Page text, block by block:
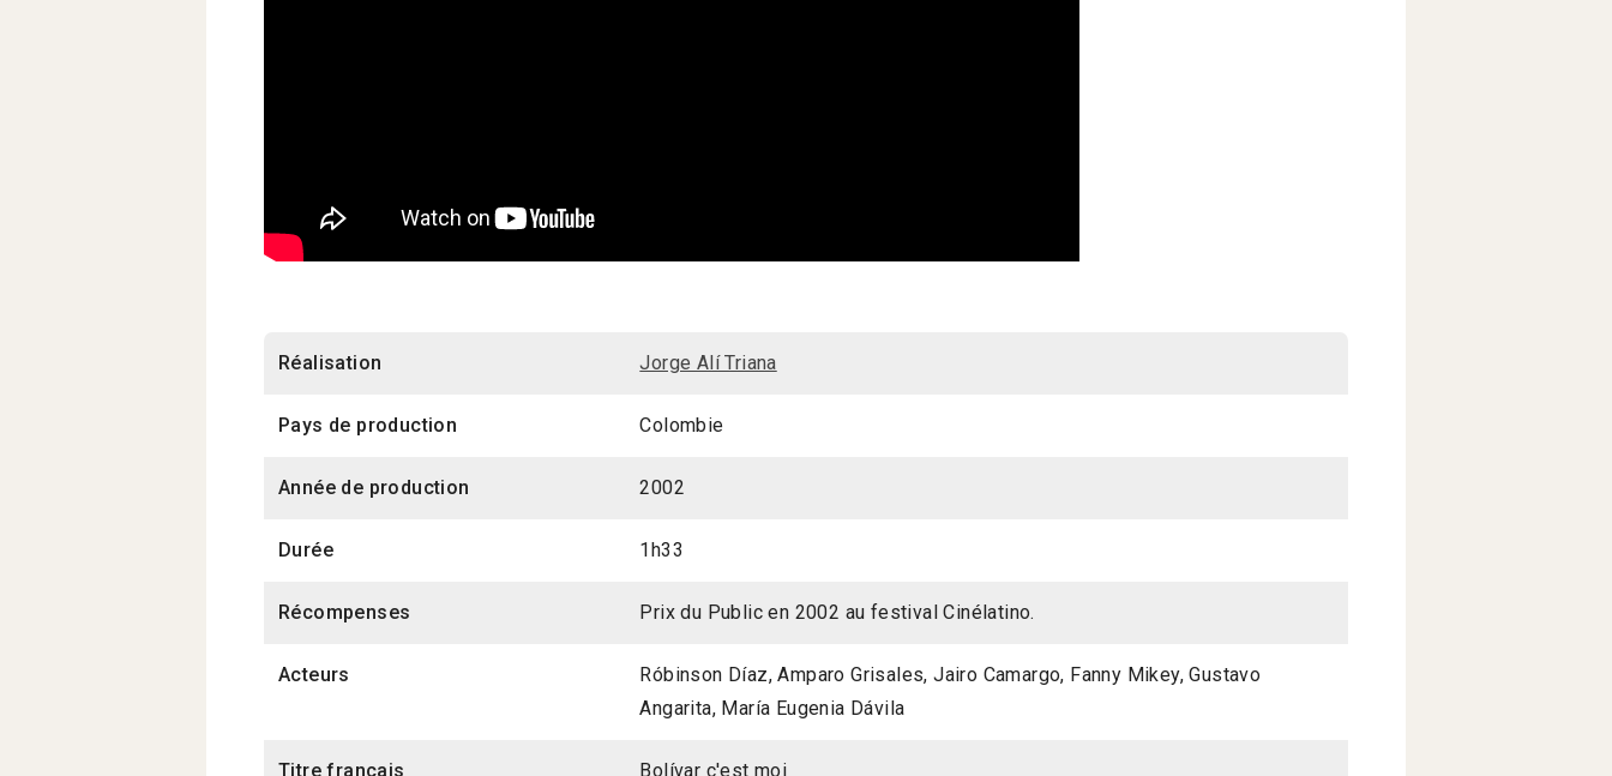
Réalisation Jorge Alí Triana
Pays de production Colombie
Année de production 2002
Durée 1h33
Récompenses Prix du Public en 2002 au festival Cinélatino.
Acteurs
Róbinson Díaz, Amparo Grisales, Jairo Camargo, Fanny Mikey, Gustavo
Angarita, María Eugenia Dávila
Titre français Bolívar c'est moi